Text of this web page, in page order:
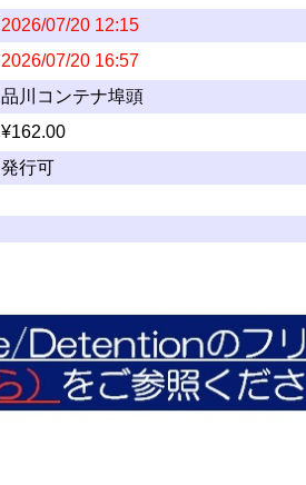
2026/07/20 12:15
2026/07/20 16:57
品川コンテナ埠頭
¥162.00
発行可